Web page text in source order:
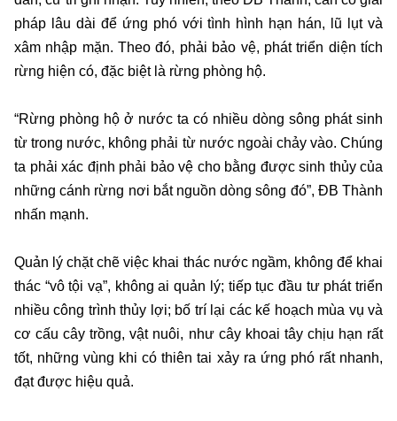
pháp lâu dài để ứng phó với tình hình hạn hán, lũ lụt và
xâm nhập mặn.Theo đó, phải bảo vệ, phát triển diện tích
rừng hiện có, đặc biệt là rừng phòng hộ.
“Rừng phòng hộ ở nước ta có nhiều dòng sông phát sinh
từ trong nước, không phải từ nước ngoài chảy vào. Chúng
ta phải xác định phải bảo vệ cho bằng được sinh thủy của
những cánh rừng nơi bắt nguồn dòng sông đó”, ĐB Thành
nhấn mạnh.
Quản lý chặt chẽ việc khai thác nước ngầm, không để khai
thác “vô tội vạ”, không ai quản lý; tiếp tục đầu tư phát triển
nhiều công trình thủy lợi; bố trí lại các kế hoạch mùa vụ và
cơ cấu cây trồng, vật nuôi, như cây khoai tây chịu hạn rất
tốt, những vùng khi có thiên tai xảy ra ứng phó rất nhanh,
đạt được hiệu quả.